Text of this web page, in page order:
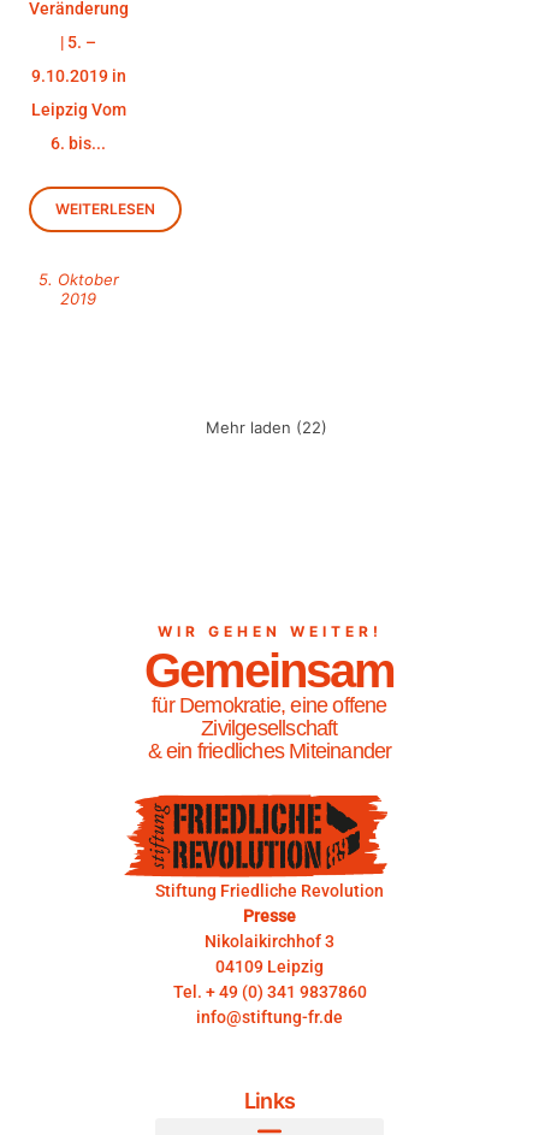
Veränderung
| 5. –
9.10.2019 in
Leipzig Vom
6. bis...
WEITERLESEN
5. Oktober
2019
Mehr laden (22)
WIR GEHEN WEITER!
Gemeinsam
für Demokratie, eine offene
Zivilgesellschaft
& ein friedliches Miteinander
Stiftung Friedliche Revolution
Presse
Nikolaikirchhof 3
04109 Leipzig
Tel. + 49 (0) 341 9837860
info@stiftung-fr.de
Links